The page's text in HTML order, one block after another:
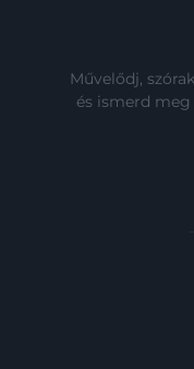
Művelődj,
és ismerd